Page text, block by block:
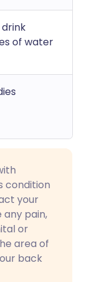
of water
condition
your
pain,
or
area of
back